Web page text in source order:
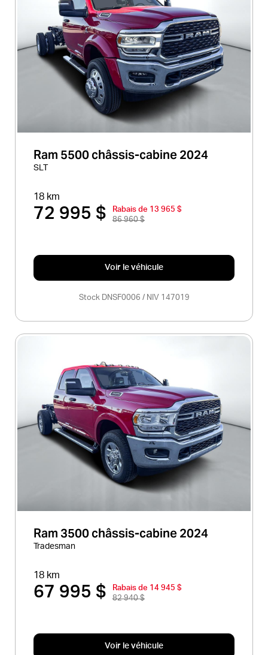
Ram 5500 châssis-cabine 2024
SLT
18 km
72 995 $
Rabais de 13 965 $
86 960 $
Voir le véhicule
Stock DNSF0006 / NIV 147019
Ram 3500 châssis-cabine 2024
Tradesman
18 km
67 995 $
Rabais de 14 945 $
82 940 $
Voir le véhicule